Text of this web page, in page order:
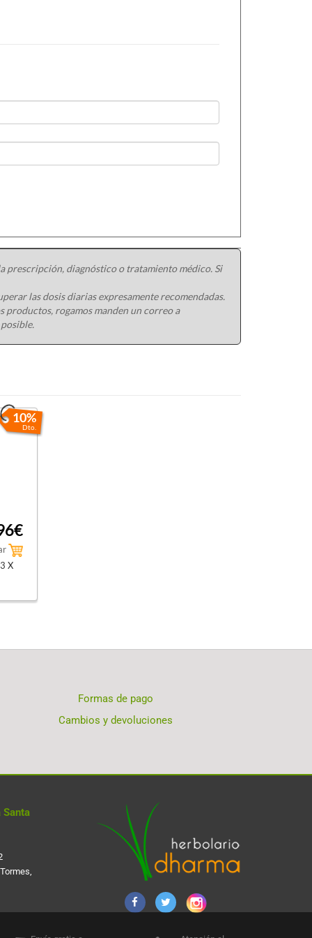
prescripción, diagnóstico o tratamiento médico. Si
las dosis diarias expresamente recomendadas.
productos, rogamos manden un correo a
10%
Dto.
X
Formas de pago
Cambios y devoluciones
Santa